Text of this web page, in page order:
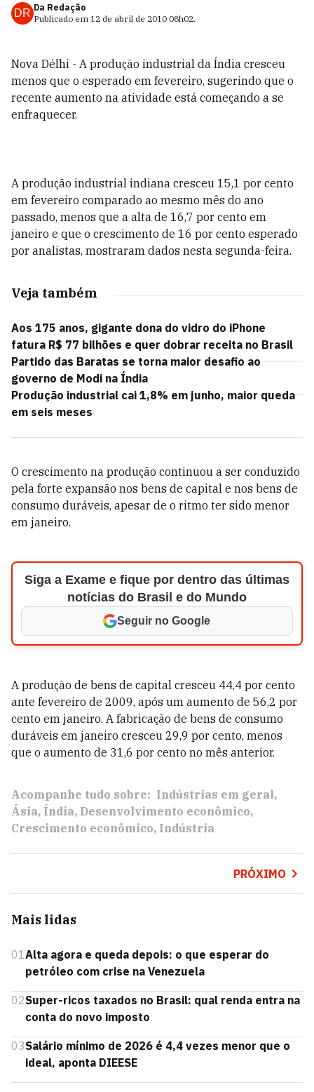
DR Da Redação
Publicado em 12 de abril de 2010 08h02.
Nova Délhi - A produção industrial da Índia cresceu
menos que o esperado em fevereiro, sugerindo que o
recente aumento na atividade está começando a se
enfraquecer.
A produção industrial indiana cresceu 15,1 por cento
em fevereiro comparado ao mesmo mês do ano
passado, menos que a alta de 16,7 por cento em
janeiro e que o crescimento de 16 por cento esperado
por analistas, mostraram dados nesta segunda-feira.
Veja também
Aos 175 anos, gigante dona do vidro do iPhone
fatura R$ 77 bilhões e quer dobrar receita no Brasil
Partido das Baratas se torna maior desafio ao
governo de Modi na Índia
Produção industrial cai 1,8% em junho, maior queda
em seis meses
O crescimento na produção continuou a ser conduzido
pela forte expansão nos bens de capital e nos bens de
consumo duráveis, apesar de o ritmo ter sido menor
em janeiro.
Siga a Exame e fique por dentro das últimas
notícias do Brasil e do Mundo
Seguir no Google
A produção de bens de capital cresceu 44,4 por cento
ante fevereiro de 2009, após um aumento de 56,2 por
cento em janeiro. A fabricação de bens de consumo
duráveis em janeiro cresceu 29,9 por cento, menos
que o aumento de 31,6 por cento no mês anterior.
Acompanhe tudo sobre: Indústrias em geral
Ásia Índia Desenvolvimento econômico
Crescimento econômico Indústria
PRÓXIMO
Mais lidas
01Alta agora e queda depois: o que esperar do
petróleo com crise na Venezuela
02Super-ricos taxados no Brasil: qual renda entra na
conta do novo imposto
03Salário mínimo de 2026 é 4,4 vezes menor que o
ideal, aponta DIEESE